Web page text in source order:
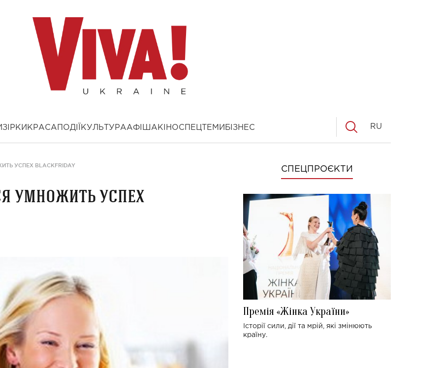
ЗІРКИ КРАСА ПОДІЇ КУЛЬТУРААФІША КІНОСПЕЦТЕМИ БІЗНЕС RU
УСПЕХ BLACKFRIDAY
умножить успех
СПЕЦПРОЄКТИ
Премія «Жінка України»
Історії сили, дії та мрій, які змінюють
країну.